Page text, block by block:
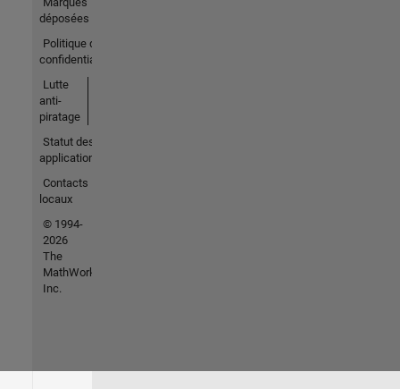
déposées
Politique de
confidentialité
Lutte
anti-
piratage
Statut des
applications
Contacts
locaux
© 1994-
2026
The
MathWorks,
Inc.